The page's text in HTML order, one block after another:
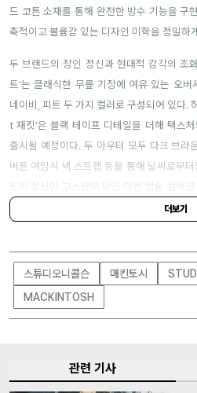
드 코튼 소재를 통해 완전한 방수 기능을 구
축적이고 볼륨감 있는 디자인 미학을 정밀하
두 브랜드의 장인 정신과 현대적 감각의 조
트’는 클래식한 무릎 기장에 여유 있는 오버
네이비, 피트 두 가지 컬러로 구성되어 있다.
t 재킷’은 블랙 테이프 디테일을 더해 텍스
출시될 예정이다. 두 아우터 모두 다크 브라
버튼 여밈식 넥 스트랩 등을 통해 날씨로부
드의 정신이 고스란히 담긴 이번 캡슐 컬렉
디오 니콜슨 매장과 SSF샵(
ssfshop.com)
더보기
스튜디오니콜슨 매킨토시
MACKINTOSH
관련 기사